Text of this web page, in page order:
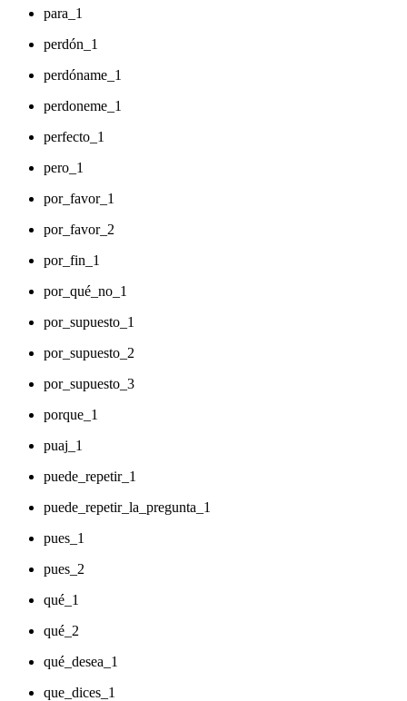
para_1
perdón_1
perdóname_1
perdoneme_1
perfecto_1
pero_1
por_favor_1
por_favor_2
por_fin_1
por_qué_no_1
por_supuesto_1
por_supuesto_2
por_supuesto_3
porque_1
puaj_1
puede_repetir_1
puede_repetir_la_pregunta_1
pues_1
pues_2
qué_1
qué_2
qué_desea_1
que_dices_1